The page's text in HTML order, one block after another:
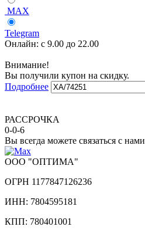
MAX
Telegram
Онлайн: с 9.00 до 22.00
Внимание!
Вы получили купон на скидку.
Подробнее
РАССРОЧКА
0-0-6
Вы всегда можете связаться с нами
ООО "ОПТИМА"
ОГРН 1177847126236
ИНН: 7804595181
КПП: 780401001